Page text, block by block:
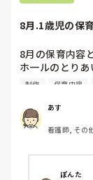
てくださいね
8月.1歳児の保
8月の保育内容
ホ一ルのとり
台、風船で遊
クラスです、
ています。何か
で、教えて下
制作 保育内容
あす
看護師, その
ぽんた